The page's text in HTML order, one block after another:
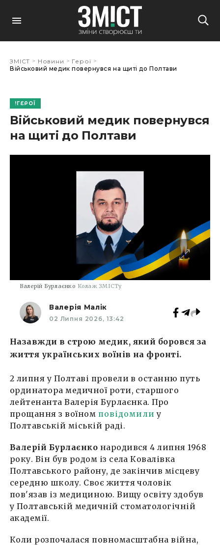
ЗМІСТ > Новини > Герої >
Військовий медик повернувся на щиті до Полтави
ГЕРОЇ
Військовий медик повернувся
на щиті до Полтави
Валерій Бурлаєнко Колаж ЗМІСТу
Валерія Малік
02 Липня 2026, 13:42
Назавжди в строю медик, який боровся за
життя українських воїнів на фронті.
2 липня у Полтаві провели в останню путь
ординатора медичної роти, старшого
лейтенанта Валерія Бурлаєнка. Про
прощання з воїном повідомили у
Полтавській міській раді.
Валерій Бурлаєнко народився 4 липня 1968
року. Він був родом із села Ковалівка
Полтавського району, де закінчив місцеву
середню школу. Своє життя чоловік
пов'язав із медициною. Вищу освіту здобув
у Полтавській медичній стоматологічній
академії.
Коли розпочалася повномасштабна війна,